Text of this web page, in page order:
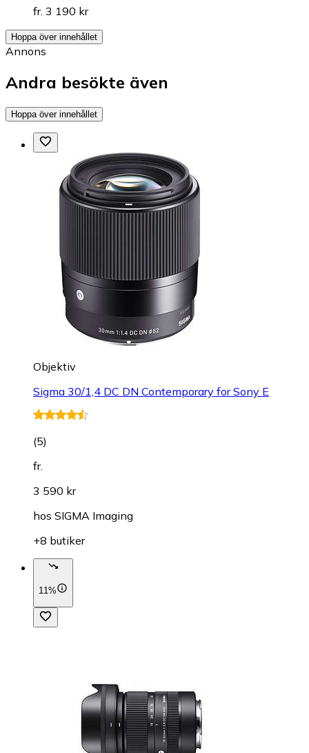
fr. 3 190 kr
Hoppa över innehållet
Annons
Andra besökte även
Hoppa över innehållet
Objektiv
Sigma 30/1,4 DC DN Contemporary for Sony E
(5)
fr.
3 590 kr
hos SIGMA Imaging
+8 butiker
11%